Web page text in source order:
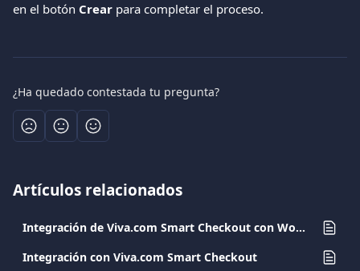
en el botón Crear para completar el proceso.
¿Ha quedado contestada tu pregunta?
Artículos relacionados
Integración de Viva.com Smart Checkout con WooCommerce
Integración con Viva.com Smart Checkout